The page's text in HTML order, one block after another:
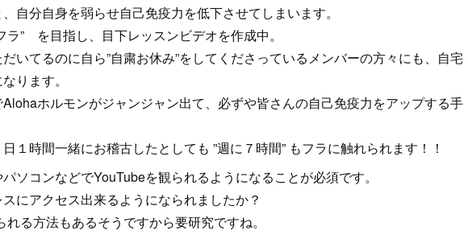
自分自身を弱らせ自己免疫力を低下させてしまいます。
” を目指し、目下レッスンビデオを作成中。
いてるのに自ら”自粛お休み”をしてくださっているメンバーの方々にも、自宅
ります。
ホルモンがジャンジャン出て、必ずや皆さんの自己免疫力をアップする手
時間一緒にお稽古したとしても ”週に７時間” もフラに触れられます！！
ソコンなどでYouTubeを観られるようになることが必須です。
にアクセス出来るようになられましたか？
る方法もあるそうですから要研究ですね。